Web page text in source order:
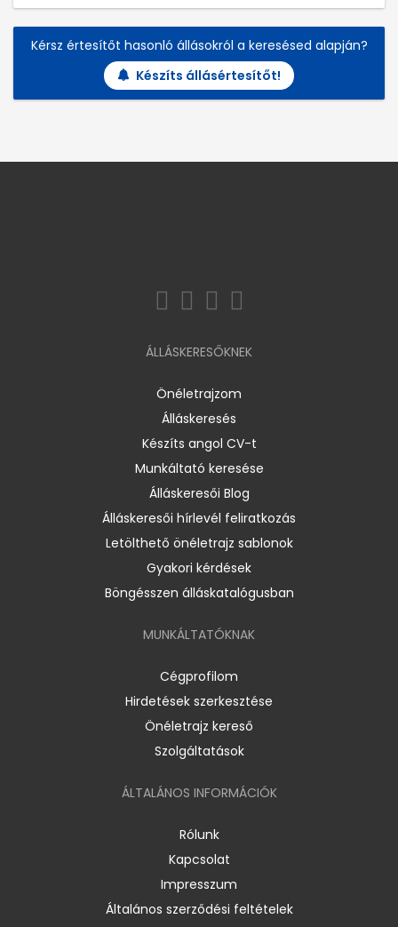
Kérsz értesítőt hasonló állásokról a keresésed alapján?
Készíts állásértesítőt!
ÁLLÁSKERESŐKNEK
Önéletrajzom
Álláskeresés
Készíts angol CV-t
Munkáltató keresése
Álláskeresői Blog
Álláskeresői hírlevél feliratkozás
Letölthető önéletrajz sablonok
Gyakori kérdések
Böngésszen álláskatalógusban
MUNKÁLTATÓKNAK
Cégprofilom
Hirdetések szerkesztése
Önéletrajz kereső
Szolgáltatások
ÁLTALÁNOS INFORMÁCIÓK
Rólunk
Kapcsolat
Impresszum
Általános szerződési feltételek